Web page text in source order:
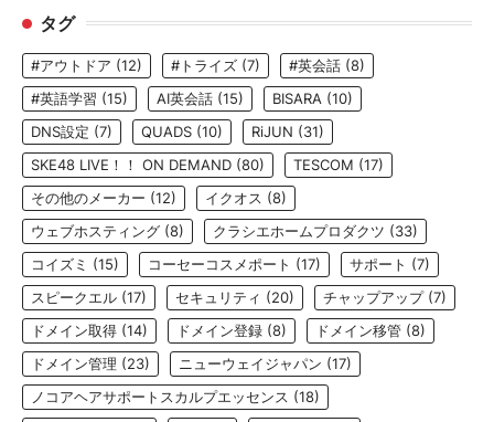
タグ
#アウトドア (12) #トライズ (7) #英会話 (8)
#英語学習 (15) AI英会話 (15) BISARA (10)
DNS設定 (7) QUADS (10) RiJUN (31)
SKE48 LIVE！！ ON DEMAND (80) TESCOM (17)
その他のメーカー (12) イクオス (8)
ウェブホスティング (8) クラシエホームプロダクツ (33)
コイズミ (15) コーセーコスメポート (17) サポート (7)
スピークエル (17) セキュリティ (20) チャップアップ(7)
ドメイン取得 (14) ドメイン登録 (8) ドメイン移管 (8)
ドメイン管理 (23) ニューウェイジャパン (17)
ノコアヘアサポートスカルプエッセンス (18)